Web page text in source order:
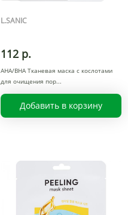
L.SANIC
112 р.
АНА/ВНА Тканевая маска с кослотами
для очищения пор
Добавить в корзину